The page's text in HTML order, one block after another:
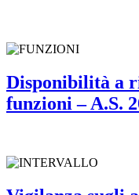
Disponibilità a
funzioni – A.S.